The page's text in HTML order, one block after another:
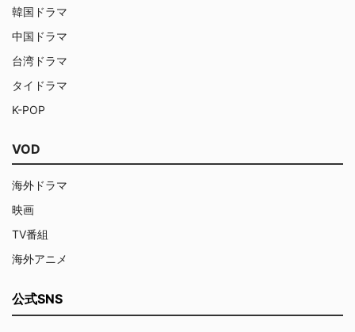
韓国ドラマ
中国ドラマ
台湾ドラマ
タイドラマ
K-POP
VOD
海外ドラマ
映画
TV番組
海外アニメ
公式SNS